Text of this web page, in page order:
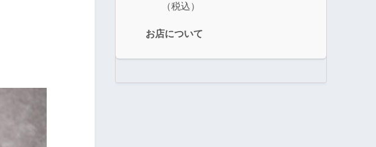
（税込）
お店について